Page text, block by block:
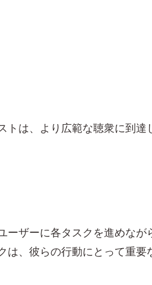
トは、より広範な聴衆に到達
ーザーに各タスクを進めなが
は、彼らの行動にとって重要